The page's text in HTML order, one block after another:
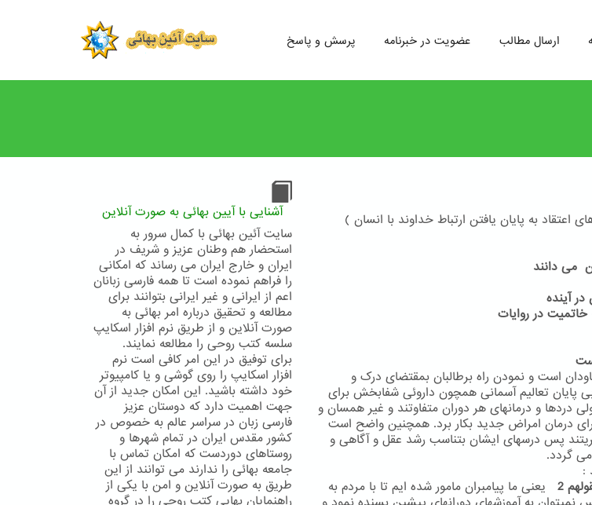
پرسش و پاسخ عضویت در خبرنامه ارسال مطالب
به پایان یافتن ارتباط خداوند با انسان )
است و نمودن راه برطالبان بمقتضای درک و
سنتی تغییرناپذیر1 و بی پایان تعالیم آسمانی همچون داروئی شفابخش برای
دردها و درمانهای هر دوران متفاوتند و غیر همسان و
درمان امراض جدید بکار برد. همچنین واضح است
پس درسهای ایشان بتناسب رشد عقل و آگاهی و
گردد.
:
2
یعنی ما پیامبران مامور شده ایم تا با مردم به
آشنایی با آیین بهائی به صورت آنلاین
سایت آئین بهائی با کمال سرور به
استحضار هم وطنان عزیز و شریف در
ایران و خارج ایران می رساند که امکانی
را فراهم نموده است تا همه فارسی زبانان
اعم از ایرانی و غیر ایرانی بتوانند برای
مطالعه و تحقیق درباره امر بهائی به
صورت آنلاین و از طریق نرم افزار اسکایپ
سلسه کتب روحی را مطالعه نمایند.
برای توفیق در این امر کافی است نرم
افزار اسکایپ را روی گوشی و یا کامپیوتر
خود داشته باشید. این امکان جدید از آن
جهت اهمیت دارد که دوستان عزیز
فارسی زبان در سراسر عالم به خصوص در
کشور مقدس ایران در تمام شهرها و
روستاهای دوردست که امکان تماس با
جامعه بهائی را ندارند می توانند از این
طریق به صورت آنلاین و امن با یکی از
راهنمایان بهایی کتب روحی را در گروه